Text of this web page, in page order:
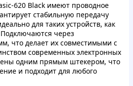
620 Black имеют проводное
стабильную передачу
для таких устройств, как
через
что делает их совместимыми с
современных электронных
одним прямым штекером, что
и подходит для любого